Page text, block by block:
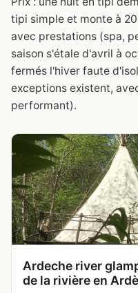
tipi simple et monte à
avec prestations (spa,
saison s'étale d'avril à
fermés l'hiver faute
exceptions existent,
performant).
Ardeche river
de la rivière en